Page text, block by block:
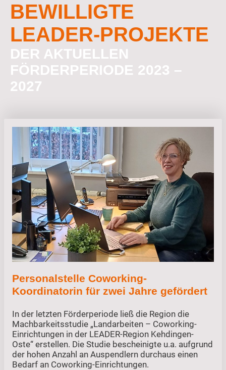
BEWILLIGTE
LEADER-PROJEKTE
DER AKTUELLEN
FÖRDERPERIODE 2023 –
2027
LOREM IPSUM
Personalstelle Coworking-
Koordinatorin für zwei Jahre gefördert
In der letzten Förderperiode ließ die Region die
Machbarkeitsstudie „Landarbeiten – Coworking-
Einrichtungen in der LEADER-Region Kehdingen-
Oste“ erstellen. Die Studie bescheinigte u.a. aufgrund
der hohen Anzahl an Auspendlern durchaus einen
Bedarf an Coworking-Einrichtungen.